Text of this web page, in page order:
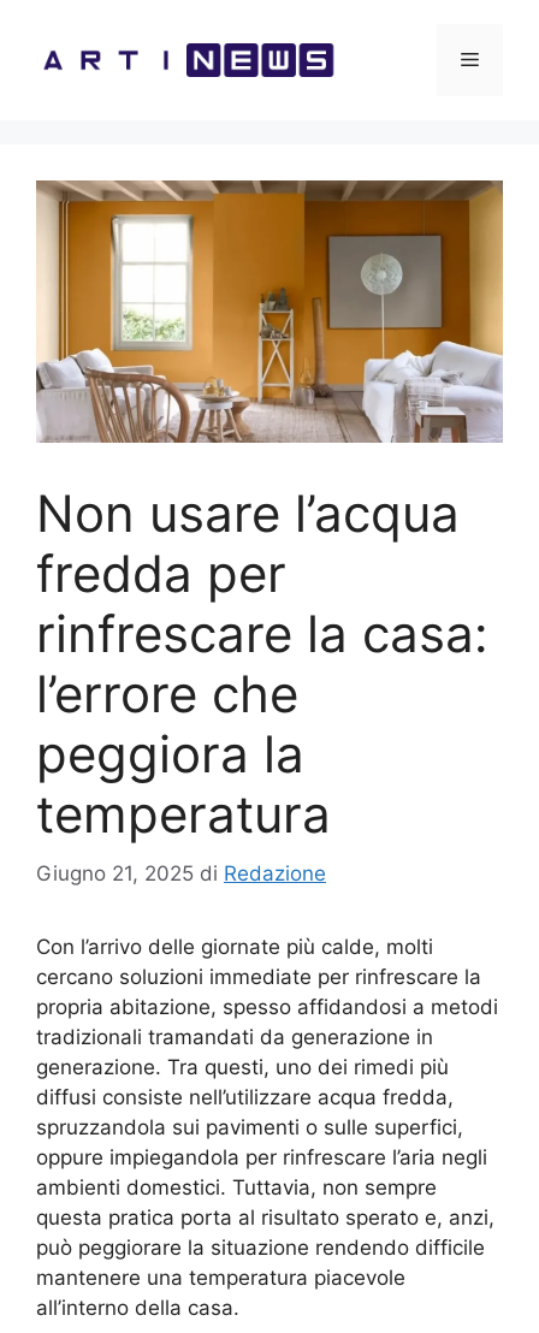
contenuto
Menu
Non usare l’acqua
fredda per
rinfrescare la casa:
l’errore che
peggiora la
temperatura
Giugno 21, 2025 di Redazione
Con l’arrivo delle giornate più calde, molti
cercano soluzioni immediate per rinfrescare la
propria abitazione, spesso affidandosi a metodi
tradizionali tramandati da generazione in
generazione. Tra questi, uno dei rimedi più
diffusi consiste nell’utilizzare acqua fredda,
spruzzandola sui pavimenti o sulle superfici,
oppure impiegandola per rinfrescare l’aria negli
ambienti domestici. Tuttavia, non sempre
questa pratica porta al risultato sperato e, anzi,
può peggiorare la situazione rendendo difficile
mantenere una temperatura piacevole
all’interno della casa.